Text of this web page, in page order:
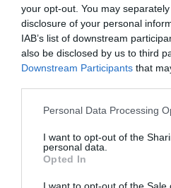
your opt-out. You may
disclosure of your personal
IAB’s list of downstream
also be disclosed by us to third
Downstream Participants that
Please note that this website/
not limited to your visit or usage
grant or deny consent to Google
use your data for below
consent section.
Personal Data Processing
I want to opt-out of the
personal data.
Opted In
I want to opt-out of the Sale
04.08.2026 | 23:08